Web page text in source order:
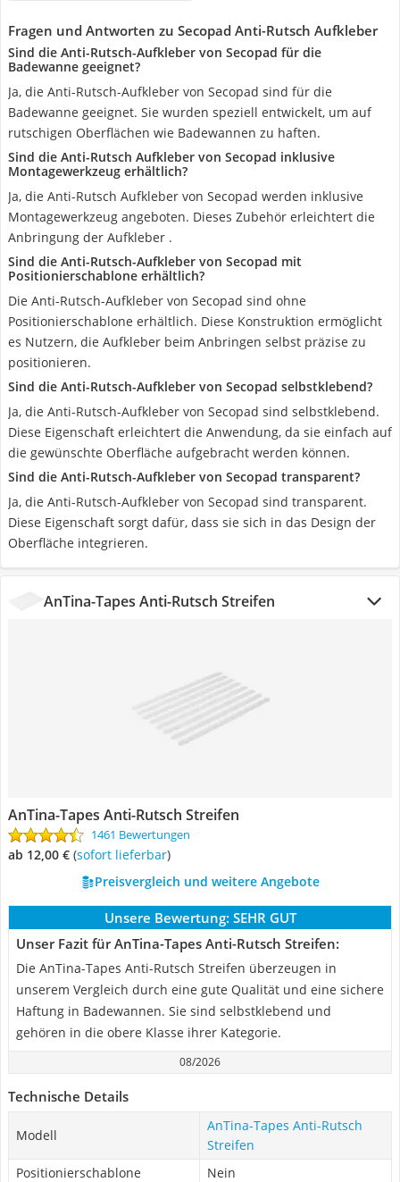
Fragen und Antworten zu Secopad Anti-Rutsch Aufkleber
Sind die Anti-Rutsch-Aufkleber von Secopad für die
Badewanne geeignet?
Ja, die Anti-Rutsch-Aufkleber von Secopad sind für die
Badewanne geeignet. Sie wurden speziell entwickelt, um auf
rutschigen Oberflächen wie Badewannen zu haften.
Sind die Anti-Rutsch Aufkleber von Secopad inklusive
Montagewerkzeug erhältlich?
Ja, die Anti-Rutsch Aufkleber von Secopad werden inklusive
Montagewerkzeug angeboten. Dieses Zubehör erleichtert die
Anbringung der Aufkleber .
Sind die Anti-Rutsch-Aufkleber von Secopad mit
Positionierschablone erhältlich?
Die Anti-Rutsch-Aufkleber von Secopad sind ohne
Positionierschablone erhältlich. Diese Konstruktion ermöglicht
es Nutzern, die Aufkleber beim Anbringen selbst präzise zu
positionieren.
Sind die Anti-Rutsch-Aufkleber von Secopad selbstklebend?
Ja, die Anti-Rutsch-Aufkleber von Secopad sind selbstklebend.
Diese Eigenschaft erleichtert die Anwendung, da sie einfach auf
die gewünschte Oberfläche aufgebracht werden können.
Sind die Anti-Rutsch-Aufkleber von Secopad transparent?
Ja, die Anti-Rutsch-Aufkleber von Secopad sind transparent.
Diese Eigenschaft sorgt dafür, dass sie sich in das Design der
Oberfläche integrieren.
AnTina-Tapes Anti-Rutsch Streifen
AnTina-Tapes Anti-Rutsch Streifen
1461 Bewertungen
ab 12,00 € ( Sofort lieferbar)
Preisvergleich und weitere Angebote
Unsere Bewertung: SEHR GUT
Unser Fazit für AnTina-Tapes Anti-Rutsch Streifen:
Die AnTina-Tapes Anti-Rutsch Streifen überzeugen in
unserem Vergleich durch eine gute Qualität und eine sichere
Haftung in Badewannen. Sie sind selbstklebend und
gehören in die obere Klasse ihrer Kategorie.
08/2026
Technische Details
Modell
AnTina-Tapes Anti-Rutsch
Streifen
Positionierschablone
Nein